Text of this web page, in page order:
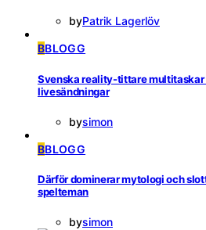
byPatrik Lagerlöv
BBLOGG
Svenska reality-tittare multitaskar
livesändningar
bysimon
BBLOGG
Därför dominerar mytologi och
spelteman
bysimon